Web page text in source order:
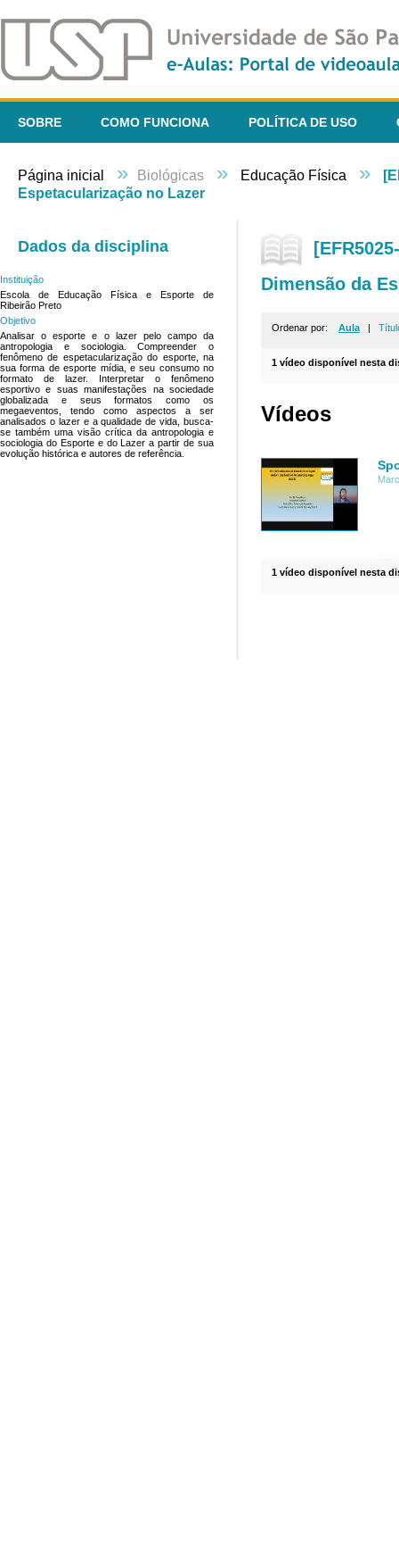
SOBRE COMO FUNCIONA POLÍTICA DE USO
Página inicial » Biológicas » Educação Física »
Espetacularização no Lazer
Dados da disciplina
Instituição
Escola de Educação Física e Esporte de
Ribeirão Preto
Objetivo
Analisar o esporte e o lazer pelo campo da
antropologia e sociologia. Compreender o
fenômeno de espetacularização do esporte, na
sua forma de esporte mídia, e seu consumo no
formato de lazer. Interpretar o fenômeno
esportivo e suas manifestações na sociedade
globalizada e seus formatos como os
megaeventos, tendo como aspectos a ser
analisados o lazer e a qualidade de vida, busca-
se também uma visão crítica da antropologia e
sociologia do Esporte e do Lazer a partir de sua
evolução histórica e autores de referência.
Dimensão da
Ordenar por: Aula |
1 vídeo disponível nesta
Vídeos
1 vídeo disponível nesta